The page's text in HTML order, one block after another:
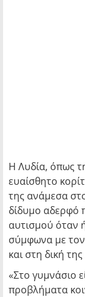
Η Λυδία, όπως
ευαίσθητο
της ανάμεσα
δίδυμο αδερφό
αυτισμού όταν
σύμφωνα με
και στη δική
«Στο γυμνάσιο
προβλήματα